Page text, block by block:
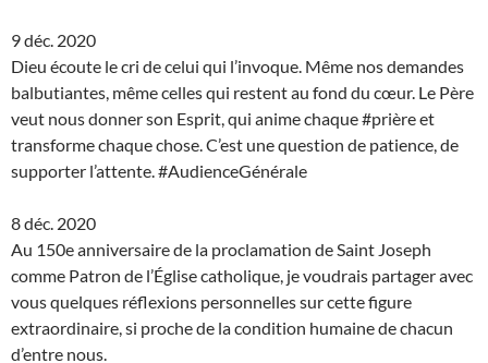
9 déc. 2020
Dieu écoute le cri de celui qui l’invoque. Même nos demandes
balbutiantes, même celles qui restent au fond du cœur. Le Père
veut nous donner son Esprit, qui anime chaque #prière et
transforme chaque chose. C’est une question de patience, de
supporter l’attente. #AudienceGénérale
8 déc. 2020
Au 150e anniversaire de la proclamation de Saint Joseph
comme Patron de l’Église catholique, je voudrais partager avec
vous quelques réflexions personnelles sur cette figure
extraordinaire, si proche de la condition humaine de chacun
d’entre nous.